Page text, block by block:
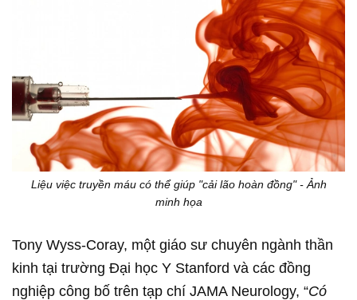
Liệu việc truyền máu có thể giúp "cải lão hoàn đồng" - Ảnh
minh họa
Tony Wyss-Coray, một giáo sư chuyên ngành thần
kinh tại trường Đại học Y Stanford và các đồng
nghiệp công bố trên tạp chí JAMA Neurology, “Có